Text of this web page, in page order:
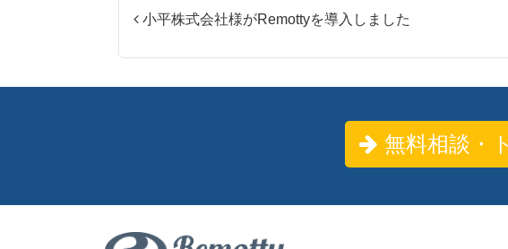
小平株式会社様がRemottyを導入しました
無料相談・